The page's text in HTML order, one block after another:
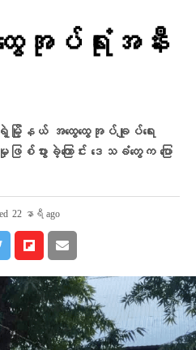
ေအုပ်ရုံးအနီး
ြို့နယ် အထွေထွေအုပ်ချုပ်ရေး
စ်ပွားခဲ့ကြောင်း ဒေသခံတွေက ပြော
22 နာရီ ago